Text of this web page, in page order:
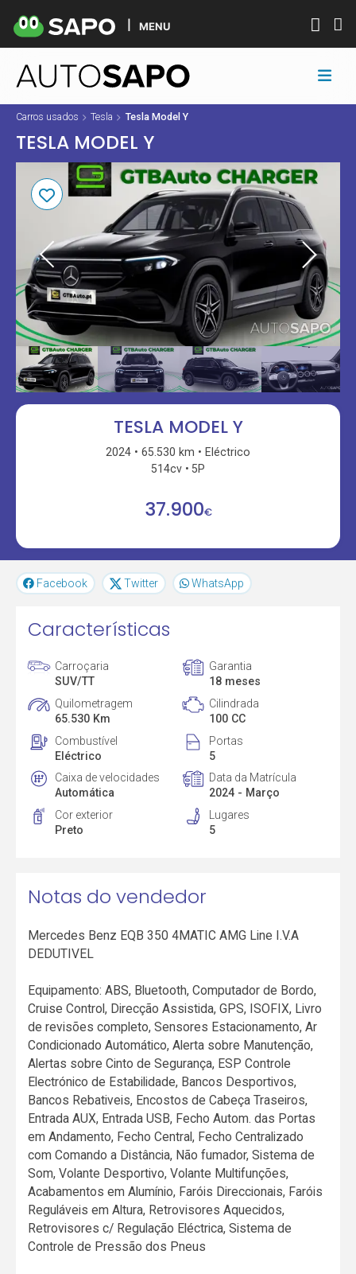
MENU
Carros usados Tesla Tesla Model Y
TESLA MODEL Y
TESLA MODEL Y
2024 65.530 km
Eléctrico
514cv
5P
37.900€
Facebook Twitter WhatsApp
Características
Carroçaria
SUV/TT
Garantia
18 meses
Quilometragem
65.530 Km
Cilindrada
100 CC
Combustível
Eléctrico
Portas
5
Caixa de velocidades
Automática
Data da Matrícula
2024 - Março
Cor exterior
Preto
Lugares
5
Notas do vendedor
Mercedes Benz EQB 350 4MATIC AMG Line I.V.A
DEDUTIVEL
Equipamento: ABS, Bluetooth, Computador de Bordo,
Cruise Control, Direcção Assistida, GPS, ISOFIX, Livro
de revisões completo, Sensores Estacionamento, Ar
Condicionado Automático, Alerta sobre Manutenção,
Alertas sobre Cinto de Segurança, ESP Controle
Electrónico de Estabilidade, Bancos Desportivos,
Bancos Rebativeis, Encostos de Cabeça Traseiros,
Entrada AUX, Entrada USB, Fecho Autom. das Portas
em Andamento, Fecho Central, Fecho Centralizado
com Comando a Distância, Não fumador, Sistema de
Som, Volante Desportivo, Volante Multifunções,
Acabamentos em Alumínio, Faróis Direccionais, Faróis
Reguláveis em Altura, Retrovisores Aquecidos,
Retrovisores c/ Regulação Eléctrica, Sistema de
Controle de Pressão dos Pneus